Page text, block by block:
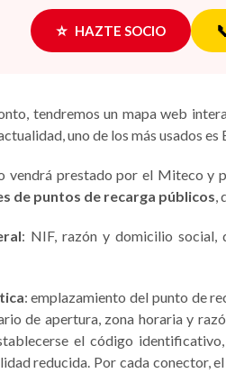
⭐ HAZTE SOCIO
tendremos un mapa web
uno de los más usados es
vendrá prestado por el Miteco y
de puntos de recarga públicos,
: NIF, razón y domicilio social,
: emplazamiento del punto de
de apertura, zona horaria y
el código
reducida. Por cada conector,